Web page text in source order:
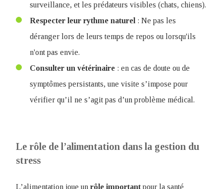
surveillance, et les prédateurs visibles (chats, chiens).
Respecter leur rythme naturel : Ne pas les
déranger lors de leurs temps de repos ou lorsqu'ils
n'ont pas envie.
Consulter un vétérinaire : en cas de doute ou de
symptômes persistants, une visite s’impose pour
vérifier qu’il ne s’agit pas d’un problème médical.
Le rôle de l’alimentation dans la gestion du
stress
L’alimentation joue un rôle important pour la santé